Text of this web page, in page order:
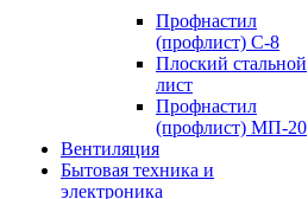
Профнастил
(профлист) С-8
Плоский стальной
лист
Профнастил
(профлист) МП-20
Вентиляция
Бытовая техника и
электроника